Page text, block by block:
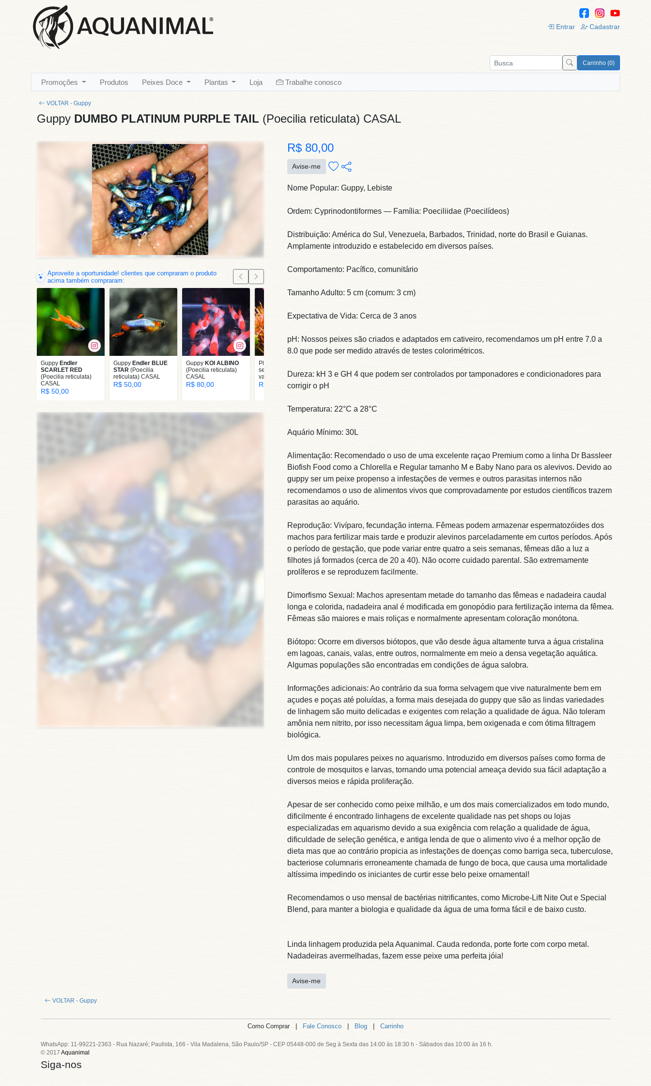
Entrar Cadastrar
Carrinho (0)
Promoções Produtos Peixes Doce Plantas Loja Trabalhe conosco
VOLTAR - Guppy
Guppy DUMBO PLATINUM PURPLE TAIL (Poecilia reticulata) CASAL
Aproveite a oportunidade! clientes que compraram o produto
acima também compraram:
Guppy Endler
SCARLET RED
(Poecilia reticulata)
CASAL
R$ 50,00
Guppy Endler BLUE
STAR (Poecilia
reticulata) CASAL
R$ 50,00
Guppy KOI ALBINO
(Poecilia reticulata)
CASAL
R$ 80,00
Planta Pote Ammannia
senegalensis -
vasinho
R$ 21,50
Limnophila aromatica
R$ 21,50
R$ 80,00
Avise-me
Nome Popular: Guppy, Lebiste
Ordem: Cyprinodontiformes — Família: Poeciliidae (Poecilídeos)
Distribuição: América do Sul, Venezuela, Barbados, Trinidad, norte do Brasil e Guianas.
Amplamente introduzido e estabelecido em diversos países.
Comportamento: Pacífico, comunitário
Tamanho Adulto: 5 cm (comum: 3 cm)
Expectativa de Vida: Cerca de 3 anos
pH: Nossos peixes são criados e adaptados em cativeiro, recomendamos um pH entre 7.0 a
8.0 que pode ser medido através de testes colorimétricos.
Dureza: kH 3 e GH 4 que podem ser controlados por tamponadores e condicionadores para
corrigir o pH
Temperatura: 22°C a 28°C
Aquário Mínimo: 30L
Alimentação: Recomendado o uso de uma excelente raçao Premium como a linha Dr Bassleer
Biofish Food como a Chlorella e Regular tamanho M e Baby Nano para os alevivos. Devido ao
guppy ser um peixe propenso a infestações de vermes e outros parasitas internos não
recomendamos o uso de alimentos vivos que comprovadamente por estudos científicos trazem
parasitas ao aquário.
Reprodução: Vivíparo, fecundação interna. Fêmeas podem armazenar espermatozóides dos
machos para fertilizar mais tarde e produzir alevinos parceladamente em curtos períodos. Após
o período de gestação, que pode variar entre quatro a seis semanas, fêmeas dão a luz a
filhotes já formados (cerca de 20 a 40). Não ocorre cuidado parental. São extremamente
prolíferos e se reproduzem facilmente.
Dimorfismo Sexual: Machos apresentam metade do tamanho das fêmeas e nadadeira caudal
longa e colorida, nadadeira anal é modificada em gonopódio para fertilização interna da fêmea.
Fêmeas são maiores e mais roliças e normalmente apresentam coloração monótona.
Biótopo: Ocorre em diversos biótopos, que vão desde água altamente turva a água cristalina
em lagoas, canais, valas, entre outros, normalmente em meio a densa vegetação aquática.
Algumas populações são encontradas em condições de água salobra.
Informações adicionais: Ao contrário da sua forma selvagem que vive naturalmente bem em
açudes e poças até poluídas, a forma mais desejada do guppy que são as lindas variedades
de linhagem são muito delicadas e exigentes com relação a qualidade de água. Não toleram
amônia nem nitrito, por isso necessitam água limpa, bem oxigenada e com ótima filtragem
biológica.
Um dos mais populares peixes no aquarismo. Introduzido em diversos países como forma de
controle de mosquitos e larvas, tornando uma potencial ameaça devido sua fácil adaptação a
diversos meios e rápida proliferação.
Apesar de ser conhecido como peixe milhão, e um dos mais comercializados em todo mundo,
dificilmente é encontrado linhagens de excelente qualidade nas pet shops ou lojas
especializadas em aquarismo devido a sua exigência com relação a qualidade de água,
dificuldade de seleção genética, e antiga lenda de que o alimento vivo é a melhor opção de
dieta mas que ao contrário propicia as infestações de doenças como barriga seca, tuberculose,
bacteriose columnaris erroneamente chamada de fungo de boca, que causa uma mortalidade
altíssima impedindo os iniciantes de curtir esse belo peixe ornamental!
Recomendamos o uso mensal de bactérias nitrificantes, como Microbe-Lift Nite Out e Special
Blend, para manter a biologia e qualidade da água de uma forma fácil e de baixo custo.
Linda linhagem produzida pela Aquanimal. Cauda redonda, porte forte com corpo metal.
Nadadeiras avermelhadas, fazem esse peixe uma perfeita jóia!
Avise-me
VOLTAR - Guppy
Como Comprar | Fale Conosco Blog Carrinho
WhatsApp: 11-99221-2363 - Rua Nazaré; Paulista, 166 - Vila Madalena, São Paulo/SP - CEP 05448-000 de Seg à Sexta das 14:00 às 18:30 h - Sábados das 10:00 às 16 h.
© 2017 Aquanimal
Siga-nos